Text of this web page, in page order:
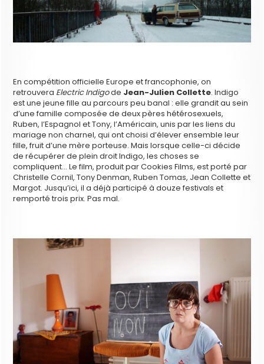
En compétition officielle Europe et francophonie, on
retrouvera Electric Indigode Jean-Julien Collette. Indigo
est une jeune fille au parcours peu banal : elle grandit au sein
d’une famille composée de deux pères hétérosexuels,
Ruben, l’Espagnol et Tony, l’Américain, unis par les liens du
mariage non charnel, qui ont choisi d’élever ensemble leur
fille, fruit d’une mère porteuse. Mais lorsque celle-ci décide
de récupérer de plein droit Indigo, les choses se
compliquent… Le film, produit par Cookies Films, est porté par
Christelle Cornil, Tony Denman, Ruben Tomas, Jean Collette et
Margot. Jusqu’ici, il a déjà participé à douze festivals et
remporté trois prix. Pas mal.